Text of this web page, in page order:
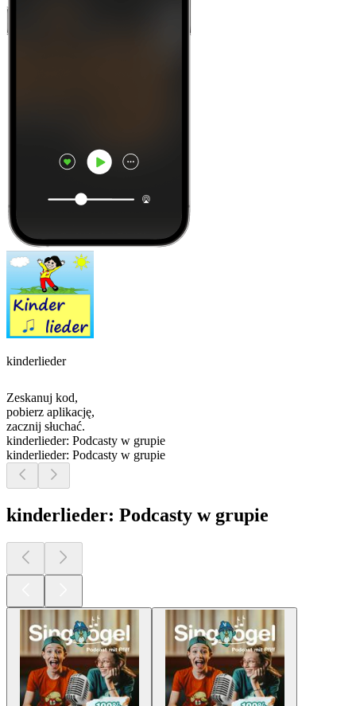
kinderlieder
Zeskanuj kod,
pobierz aplikację,
zacznij słuchać.
kinderlieder: Podcasty w grupie
kinderlieder: Podcasty w grupie
kinderlieder: Podcasty w grupie